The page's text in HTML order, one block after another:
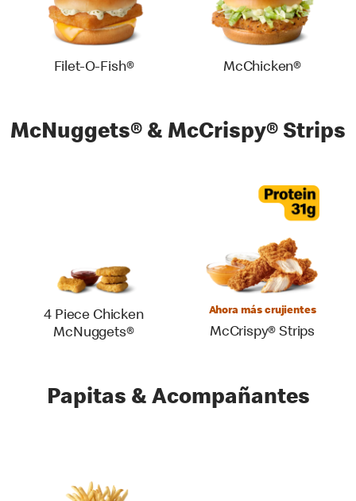
Filet-O-Fish® McChicken®
McNuggets® & McCrispy® Strips
4 Piece Chicken
McNuggets®
Ahora más crujientes
McCrispy® Strips
Papitas & Acompañantes